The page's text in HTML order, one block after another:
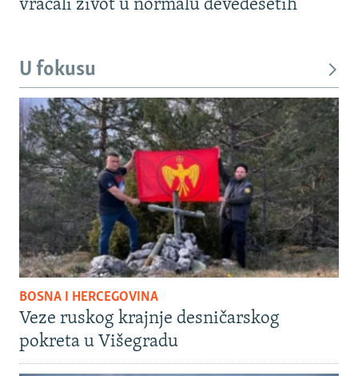
vraćali život u normalu devedesetih
U fokusu
BOSNA I HERCEGOVINA
Veze ruskog krajnje desničarskog
pokreta u Višegradu